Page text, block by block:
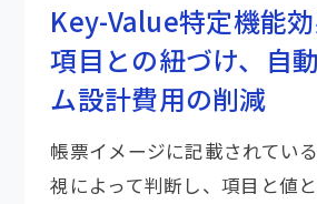
Key-Value特定機能
項目との紐づけ、自
ム設計費用の削減
帳票イメージに記載されてい
視によって判断し、項目と値